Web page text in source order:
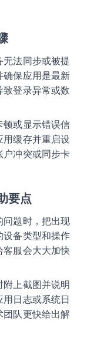
无法同步或被提
确保应用是最新
登录异常或数
顿或显示错误信
缓存并重启设
户冲突或同步卡
要点
问题时，把出现
设备类型和操作
客服会大大加快
附上截图并说明
日志或系统日
团队更快给出解